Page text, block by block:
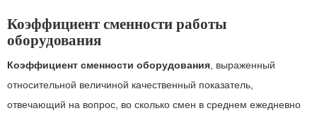
Коэффициент сменности работы
оборудования
Коэффициент сменности оборудования , выраженный
относительной величиной качественный показатель,
отвечающий на вопрос, во сколько смен в среднем ежедневно